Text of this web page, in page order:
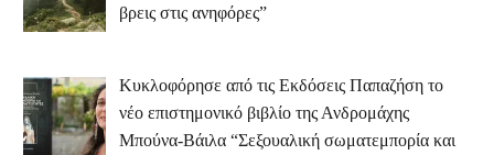
βρεις στις ανηφόρες”
Κυκλοφόρησε από τις Εκδόσεις Παπαζήση το
νέο επιστημονικό βιβλίο της Ανδρομάχης
Μπούνα-Βάιλα “Σεξουαλική σωματεμπορία και